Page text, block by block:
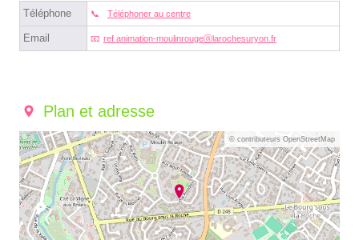
Téléphone Téléphoner au centre
Email ref.animation-moulinrougeⓐlarochesuryon.fr
Plan et adresse
© contributeurs OpenStreetMap